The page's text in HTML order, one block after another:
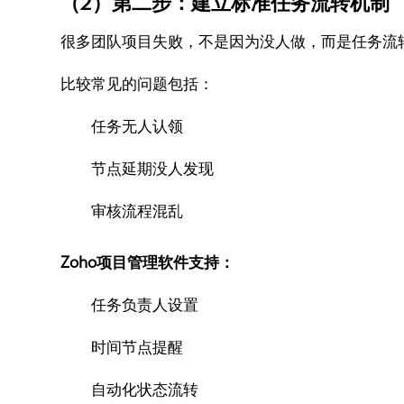
很多团队项目失败，不是因为没人做，而是任务流
比较常见的问题包括：
任务无人认领
节点延期没人发现
审核流程混乱
Zoho项目管理软件支持：
任务负责人设置
时间节点提醒
自动化状态流转